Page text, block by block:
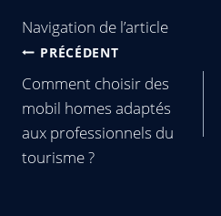
Navigation de l’article
PRÉCÉDENT
Comment choisir des
mobil homes adaptés
aux professionnels du
tourisme ?